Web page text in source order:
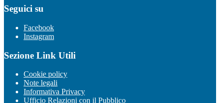
Seguici su
Facebook
Instagram
Sezione Link Utili
Cookie policy
Note legali
Informativa Privacy
Ufficio Relazioni con il Pubblico